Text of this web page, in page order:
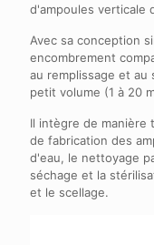
d'ampoules verticale
Avec sa conception
encombrement
au remplissage et au
petit volume (1 à 20
Il intègre de manière
de fabrication des
d'eau, le nettoyage
séchage et la
et le scellage.